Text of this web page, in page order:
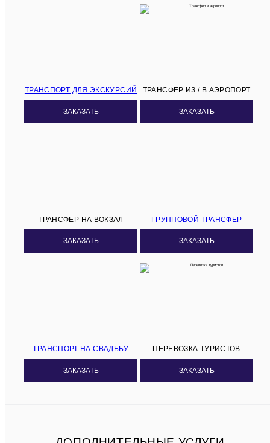
ТРАНСПОРТ ДЛЯ ЭКСКУРСИЙ
ЗАКАЗАТЬ
ТРАНСФЕР ИЗ / В АЭРОПОРТ
ЗАКАЗАТЬ
ТРАНСФЕР НА ВОКЗАЛ
ЗАКАЗАТЬ
ГРУППОВОЙ ТРАНСФЕР
ЗАКАЗАТЬ
ТРАНСПОРТ НА СВАДЬБУ
ЗАКАЗАТЬ
ПЕРЕВОЗКА ТУРИСТОВ
ЗАКАЗАТЬ